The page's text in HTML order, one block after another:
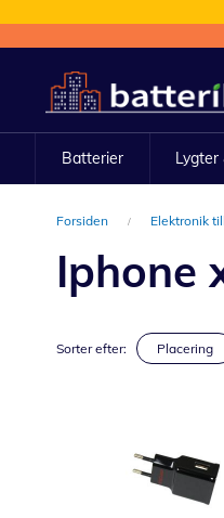
to
Content
Batterier Lygter
Forsiden Elektronik
Iphone
Sorter efter: Placering